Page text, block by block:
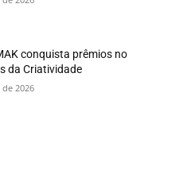
conquista prêmios no
da Criatividade
2026